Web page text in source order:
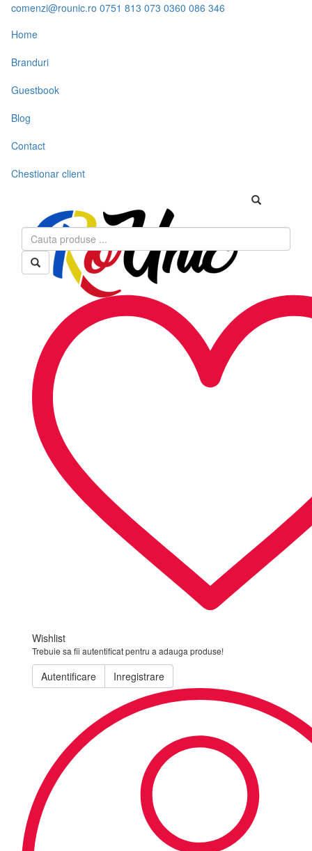
comenzi@rounic.ro 0751 813 073 0360 086 346
Home
Branduri
Guestbook
Blog
Contact
Chestionar client
Wishlist
Trebuie sa fii autentificat pentru a adauga produse!
Autentificare Inregistrare